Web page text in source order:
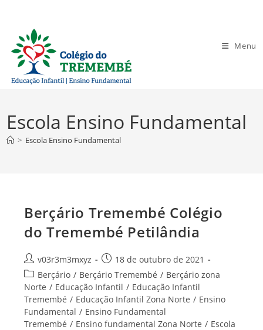
conteúdo
Menu
Escola Ensino Fundamental
> Escola Ensino Fundamental
Berçário Tremembé Colégio
do Tremembé Petilândia
Autor
do
post:
v03r3m3mxyz
Post
publicado:
18 de outubro de 2021
Categoria
do
post:
Berçário / Berçário Tremembé / Berçário zona
Norte / Educação Infantil / Educação Infantil
Tremembé / Educação Infantil Zona Norte / Ensino
Fundamental / Ensino Fundamental
Tremembé / Ensino fundamental Zona Norte / Escola